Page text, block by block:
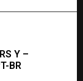
Y –
BR